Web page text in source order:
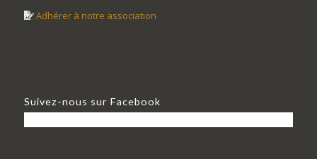
Adhérer à notre association
Suivez-nous sur Facebook